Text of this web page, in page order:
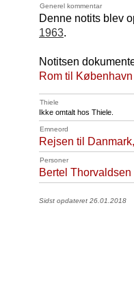
Generel kommentar
Denne notits blev
1963.
Notitsen
Rom til
Thiele
Ikke omtalt hos Thiele.
Emneord
Rejsen til
Personer
Bertel Thorvaldsen
Sidst opdateret 26.01.2018